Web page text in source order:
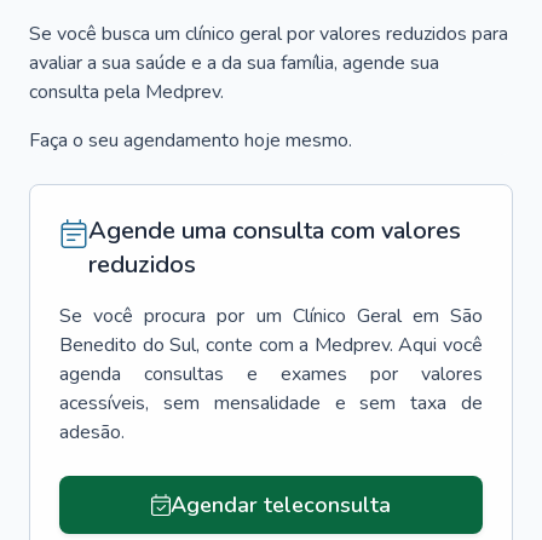
Se você busca um clínico geral por valores reduzidos para
avaliar a sua saúde e a da sua família, agende sua
consulta pela Medprev.
Faça o seu agendamento hoje mesmo.
Agende uma consulta com valores
reduzidos
Se você procura por um Clínico Geral em São
Benedito do Sul, conte com a Medprev. Aqui você
agenda consultas e exames por valores
acessíveis, sem mensalidade e sem taxa de
adesão.
Agendar teleconsulta